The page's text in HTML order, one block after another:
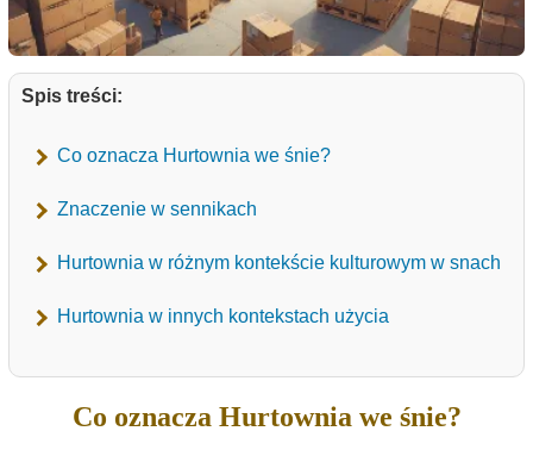
Spis treści:
Co oznacza Hurtownia we śnie?
Znaczenie w sennikach
Hurtownia w różnym kontekście kulturowym w snach
Hurtownia w innych kontekstach użycia
Co oznacza Hurtownia we śnie?